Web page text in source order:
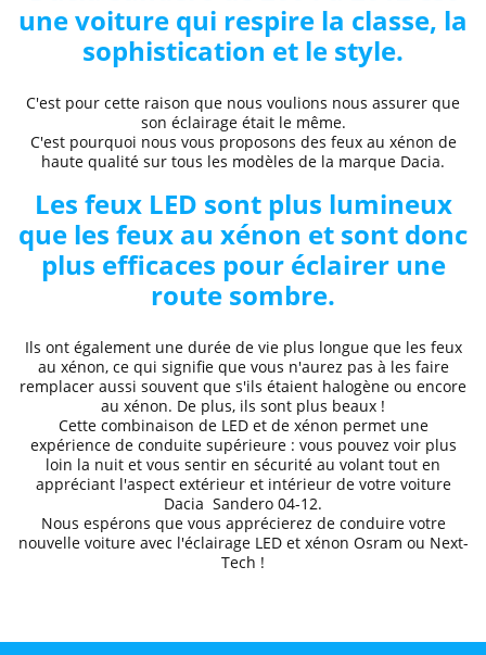
une voiture qui respire la classe, la
sophistication et le style.
C'est pour cette raison que nous voulions nous assurer que
son éclairage était le même.
C'est pourquoi nous vous proposons des feux au xénon de
haute qualité sur tous les modèles de la marque Dacia.
Les feux LED sont plus lumineux
que les feux au xénon et sont donc
plus efficaces pour éclairer une
route sombre.
Ils ont également une durée de vie plus longue que les feux
au xénon, ce qui signifie que vous n'aurez pas à les faire
remplacer aussi souvent que s'ils étaient halogène ou encore
au xénon. De plus, ils sont plus beaux !
Cette combinaison de LED et de xénon permet une
expérience de conduite supérieure: vous pouvez voir plus
loin la nuit et vous sentir en sécurité au volant tout en
appréciant l'aspect extérieur et intérieur de votre voiture
Dacia Sandero 04-12.
Nous espérons que vous apprécierez de conduirevotre
nouvelle voiture avec l'éclairage LED et xénon Osram ou Next-
Tech !